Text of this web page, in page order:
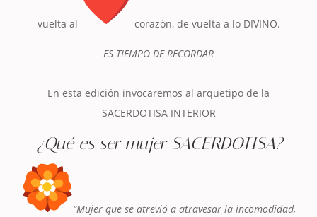
vuelta al corazón, de vuelta a lo DIVINO.
ES TIEMPO DE RECORDAR
En esta edición invocaremos al arquetipo de la
SACERDOTISA INTERIOR
¿Qué es ser mujer SACERDOTISA?
“Mujer que se atrevió a atravesar la incomodidad,